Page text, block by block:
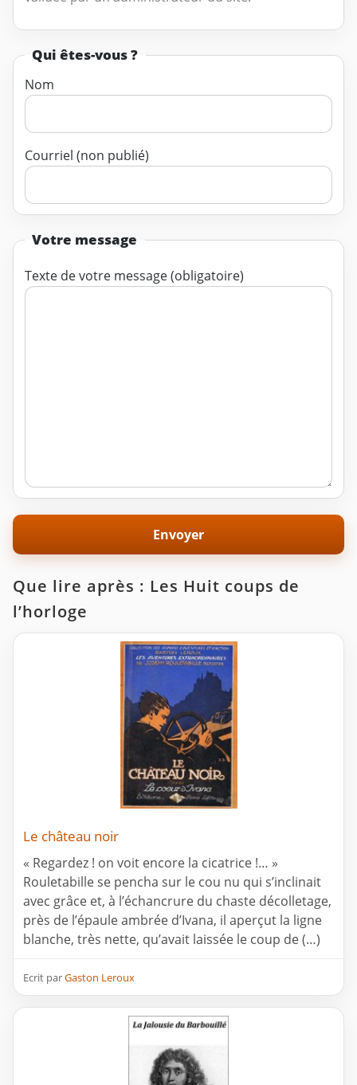
Qui êtes-vous ?
Nom
Courriel (non publié)
Votre message
Texte de votre message (obligatoire)
Que lire après : Les Huit coups de
l’horloge
Le château noir
« Regardez ! on voit encore la cicatrice !… »
Rouletabille se pencha sur le cou nu qui s’inclinait
avec grâce et, à l’échancrure du chaste décolletage,
près de l’épaule ambrée d’Ivana, il aperçut la ligne
blanche, très nette, qu’avait laissée le coup de (…)
Ecrit parGaston Leroux